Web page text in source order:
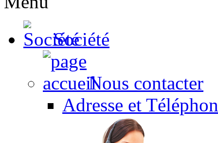
Société
Nous contacter
Adresse et